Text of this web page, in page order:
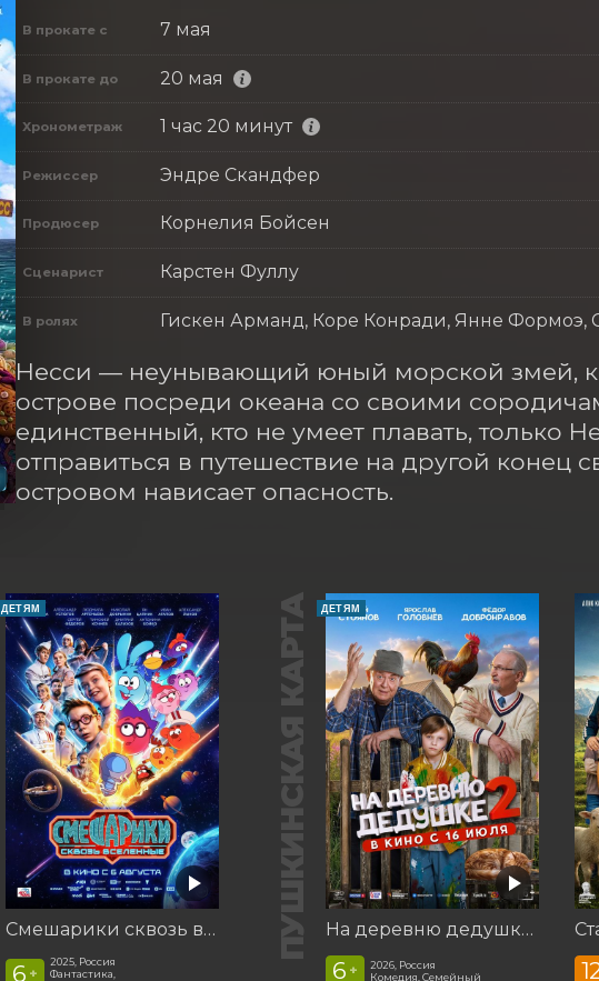
В прокате с 7 мая
В прокате до 20 мая
Хронометраж 1 час 20 минут
Режиссер Эндре Скандфер
Продюсер Корнелия Бойсен
Сценарист Карстен Фуллу
В ролях Гискен Арманд, Коре Конради, Янне Формоэ,
Несси — неунывающий юный морской змей,
острове посреди океана со своими
единственный, кто не умеет плавать, только
отправиться в путешествие на другой конец
островом нависает опасность.
ДЕТЯМ
Смешарики сквозь вселенные
6 +
2025, Россия
Фантастика,
ПУШКИНСКАЯ КАРТА ДЕТЯМ
На деревню дедушке 2
6 +
2026, Россия
Комедия, Семейный